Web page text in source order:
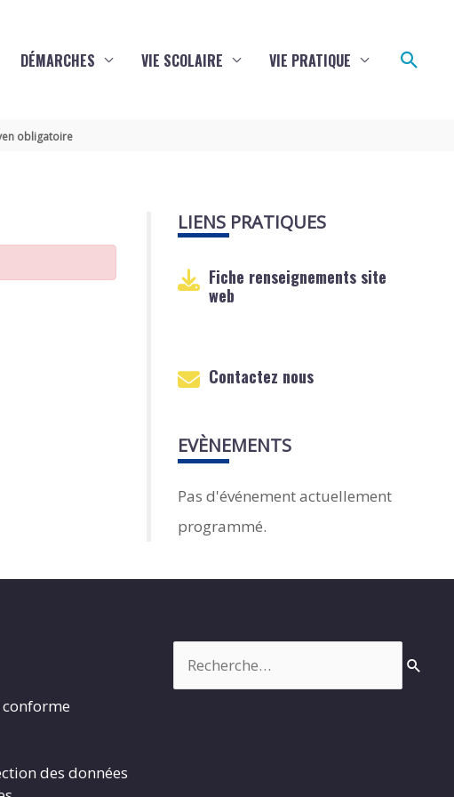
DÉMARCHES VIE SCOLAIRE VIE PRATIQUE
obligatoire
LIENS PRATIQUES
Fiche renseignements site
web
Contactez nous
EVÈNEMENTS
Pas d'événement actuellement
programmé.
des données